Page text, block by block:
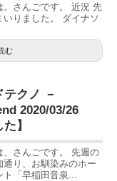
。さんごです。 近況 先
りました。 ダイナソ
む
クノ －
2020/03/26
】
、さんごです。 先週の
り、お馴染みのホー
「早稲田音泉...